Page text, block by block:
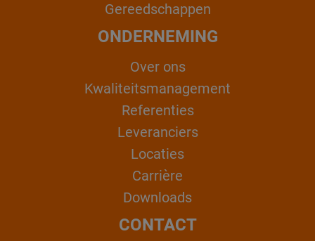
Gereedschappen
ONDERNEMING
Over ons
Kwaliteitsmanagement
Referenties
Leveranciers
Locaties
Carrière
Downloads
CONTACT